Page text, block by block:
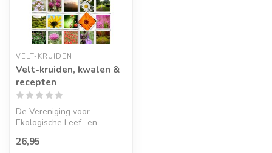
VELT-KRUIDEN
Velt-kruiden, kwalen &
recepten
De Vereniging voor
Ekologische Leef- en
heeft een b...
26,95